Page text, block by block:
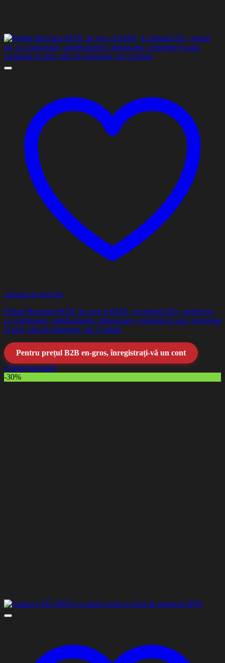
Adauga la favorite
Pedale Bicicleta MTB, de oras si BMX, 4 rulmenti DU, model lat,
cu crampoane, antiderapante, ultrausoare, rezistente la apa, rezistente
la praf, aliaj de aluminiu, set 2 pedale
Pentru prețul B2B en-gros, înregistrați-vă un cont
Citește mai mult
-30%